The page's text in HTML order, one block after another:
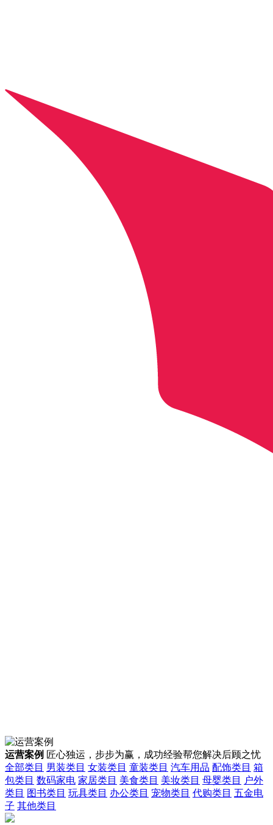
运营案例 匠心独运，步步为赢，成功经验帮您解决后顾之忧
全部类目 男装类目 女装类目 童装类目 汽车用品 配饰类目 箱
包类目 数码家电 家居类目 美食类目 美妆类目 母婴类目
户外
类目 图书类目 玩具类目 办公类目 宠物类目 代购类目 五金电
子 其他类目